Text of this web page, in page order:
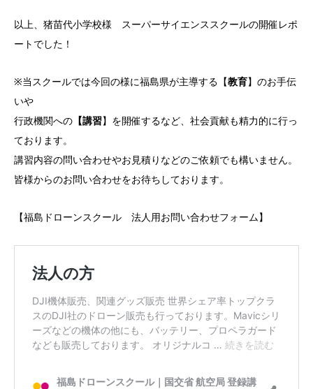
以上、猪苗代小学校様 スーパーサイエンススクールの開催レポ
ートでした！
※当スクールでは今回の様に福島県が主導する【教育】のお手伝
いや
行政機関への 【講習】を開催するなど、社会貢献も精力的に行っ
ております。
講習内容の問い合わせやお見積りなどのご依頼でも構いません。
皆様からのお問い合わせをお待ちしております。
【福島ドローンスクール 法人用お問い合わせフォーム】